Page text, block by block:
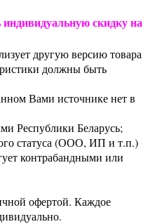
скидку на
другую версию товара
должны быть
Вами источнике нет в
Республики Беларусь;
статуса (ООО, ИП и т.п.)
контрабандными или
офертой. Каждое